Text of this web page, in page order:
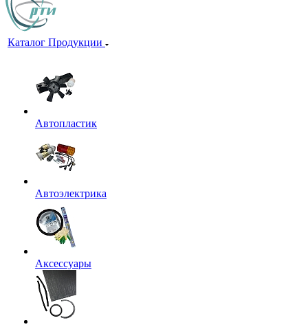
Каталог Продукции
Автопластик
Автоэлектрика
Аксессуары